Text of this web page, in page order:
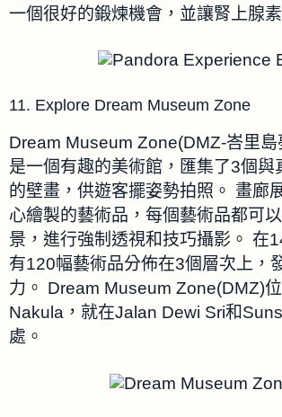
一個很好的鍛煉機會，並讓腎上腺素
11. Explore Dream Museum Zone
Dream Museum Zone(DMZ-峇里島
是一個有趣的美術館，匯集了3個與
的壁畫，供遊客擺姿勢拍照。 畫廊
心繪製的藝術品，每個藝術品都可
景，進行強制透視和技巧攝影。 在
有120幅藝術品分佈在3個層次上，
力。 Dream Museum Zone(DMZ)
Nakula，就在Jalan Dewi Sri和
處。